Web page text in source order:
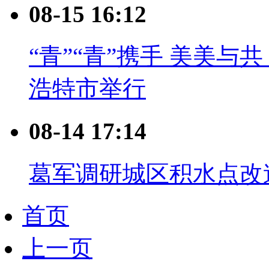
08-15 16:12
“青”“青”携手 美美与
浩特市举行
08-14 17:14
葛军调研城区积水点
首页
上一页